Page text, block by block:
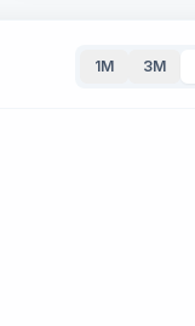
1M 3M